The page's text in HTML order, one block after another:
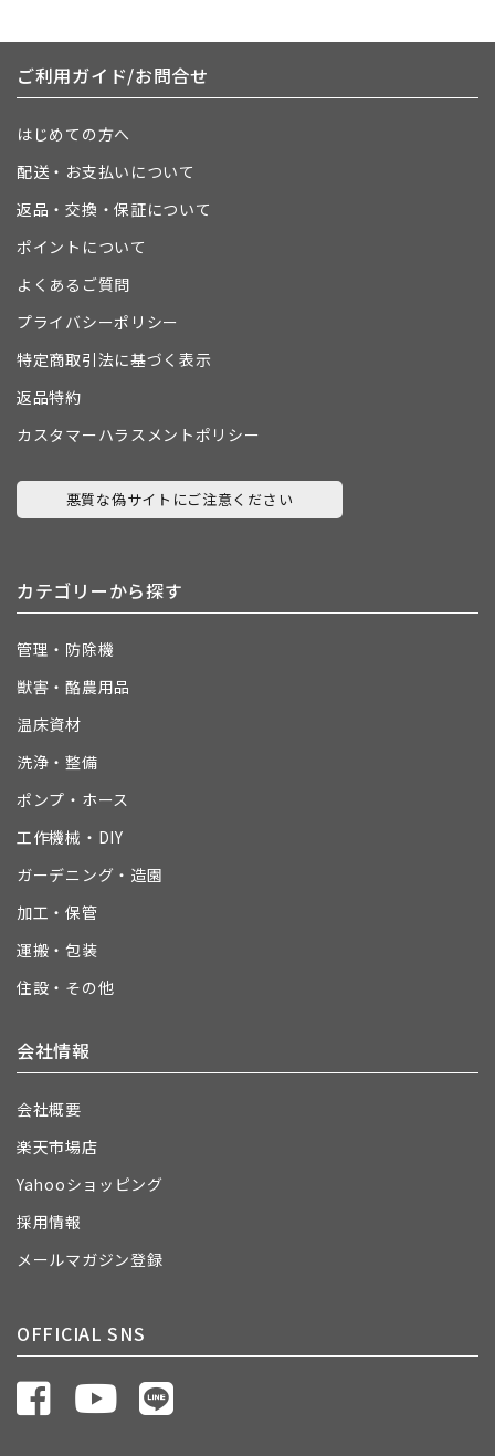
ご利用ガイド/お問合せ
はじめての方へ
配送・お支払いについて
返品・交換・保証について
ポイントについて
よくあるご質問
プライバシーポリシー
特定商取引法に基づく表示
返品特約
カスタマーハラスメントポリシー
悪質な偽サイトにご注意ください
カテゴリーから探す
管理・防除機
獣害・酪農用品
温床資材
洗浄・整備
ポンプ・ホース
工作機械・DIY
ガーデニング・造園
加工・保管
運搬・包装
住設・その他
会社情報
会社概要
楽天市場店
Yahooショッピング
採用情報
メールマガジン登録
OFFICIAL SNS